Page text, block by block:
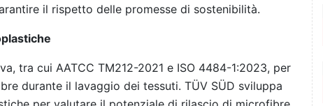
il rispetto delle promesse di sostenibilità.
tra cui AATCC TM212-2021 e ISO 4484-1:2023, per
durante il lavaggio dei tessuti. TÜV SÜD sviluppa